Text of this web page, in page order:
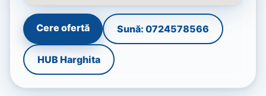
Cere ofertă Sună: 0724578566
HUB Harghita